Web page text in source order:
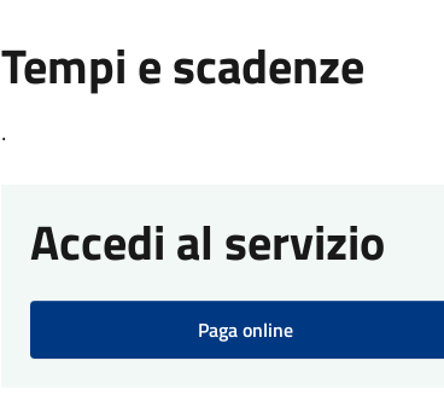
Tempi e scadenze
.
Accedi al servizio
Paga online